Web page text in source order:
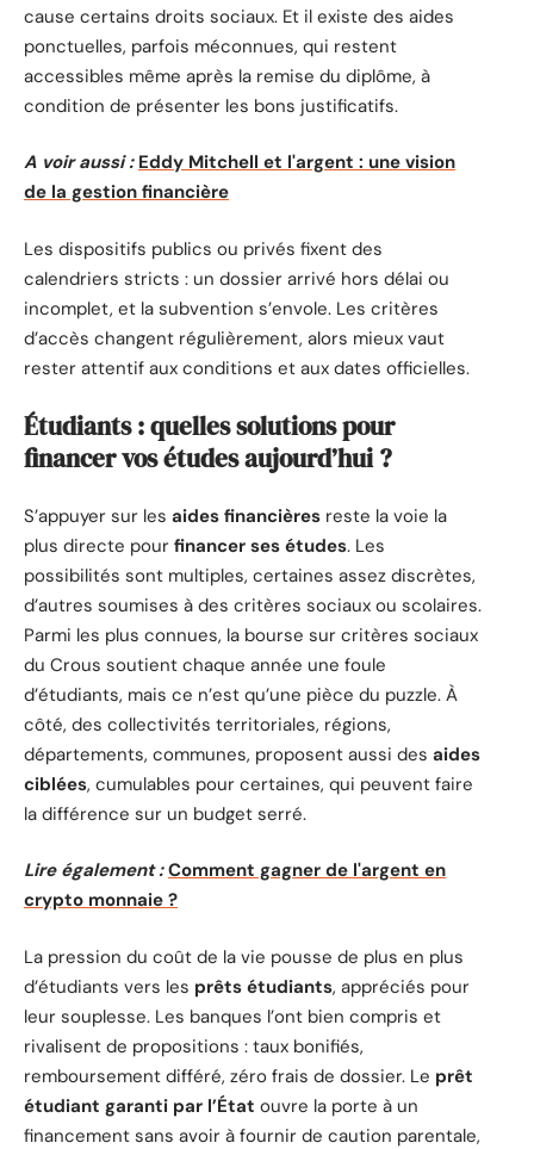
cause certains droits sociaux. Et il existe des aides
ponctuelles, parfois méconnues, qui restent
accessibles même après la remise du diplôme, à
condition de présenter les bons justificatifs.
A voir aussi : Eddy Mitchell et l'argent : une vision
de la gestion financière
Les dispositifs publics ou privés fixent des
calendriers stricts : un dossier arrivé hors délai ou
incomplet, et la subvention s’envole. Les critères
d’accès changent régulièrement, alors mieux vaut
rester attentif aux conditions et aux dates officielles.
Étudiants : quelles solutions pour
financer vos études aujourd’hui ?
S’appuyer sur les aides financières reste la voie la
plus directe pour financer ses études. Les
possibilités sont multiples, certaines assez discrètes,
d’autres soumises à des critères sociaux ou scolaires.
Parmi les plus connues, la bourse sur critères sociaux
du Crous soutient chaque année une foule
d’étudiants, mais ce n’est qu’une pièce du puzzle. À
côté, des collectivités territoriales, régions,
départements, communes, proposent aussi des aides
ciblées, cumulables pour certaines, qui peuvent faire
la différence sur un budget serré.
Lire également : Comment gagner de l'argent en
crypto monnaie ?
La pression du coût de la vie pousse de plus en plus
d’étudiants vers les prêts étudiants, appréciés pour
leur souplesse. Les banques l’ont bien compris et
rivalisent de propositions : taux bonifiés,
remboursement différé, zéro frais de dossier. Le prêt
étudiant garanti par l’État ouvre la porte à un
financement sans avoir à fournir de caution parentale,